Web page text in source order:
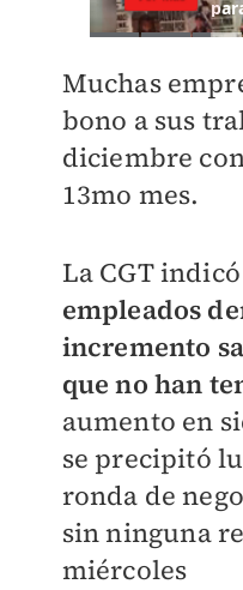
Muchas
bono a sus
diciembre
13mo mes.
La CGT
empleados
incremento
que no han
aumento en
se precipitó
ronda de
sin ninguna
miércoles